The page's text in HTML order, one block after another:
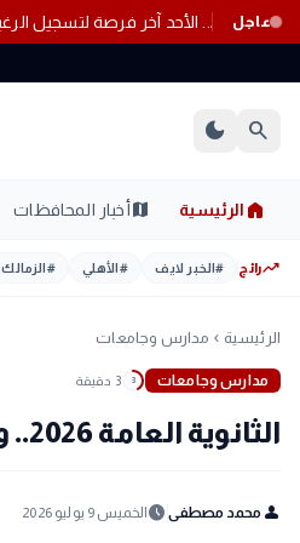
عاجل
لطلاب تنسيق 2026.. الأحد آخر فرصة لتسجيل الرغبات
search
dark_mode
home الرئيسية mapأخبار المحافظات
trending_upرائج #الخبر لايف #الأهلي #الزمالك
الرئيسية chevron_left مدارس وجامعات
مدارس وجامعات 3 3 دقيقة
الثانوية العامة 2026.. وزير التعليم يوجه بالتعامل الحاسم مع أي مخالفات
person محمد مصطفى schedule الخميس 9 يوليو 2026